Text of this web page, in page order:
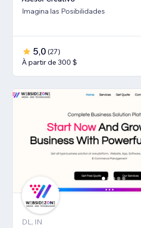
Imagina las Posibilidades
5,0 (27)
À partir de 300 $
DL, IN